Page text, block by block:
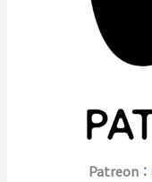
Patreon：